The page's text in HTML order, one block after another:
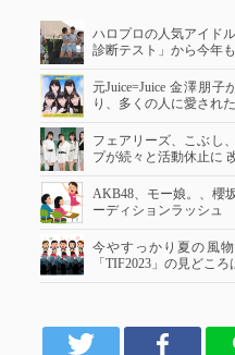
ハロプロの人気アイド
診断テスト」から今年
元Juice=Juice 金澤朋
り、多くの人に愛され
フェアリーズ、こぶし
プが続々と活動休止に
AKB48、モー娘。、櫻
ーディションラッシュ
今やすっかり夏の風
「TIF2023」の見どころ
Facebook LINE は